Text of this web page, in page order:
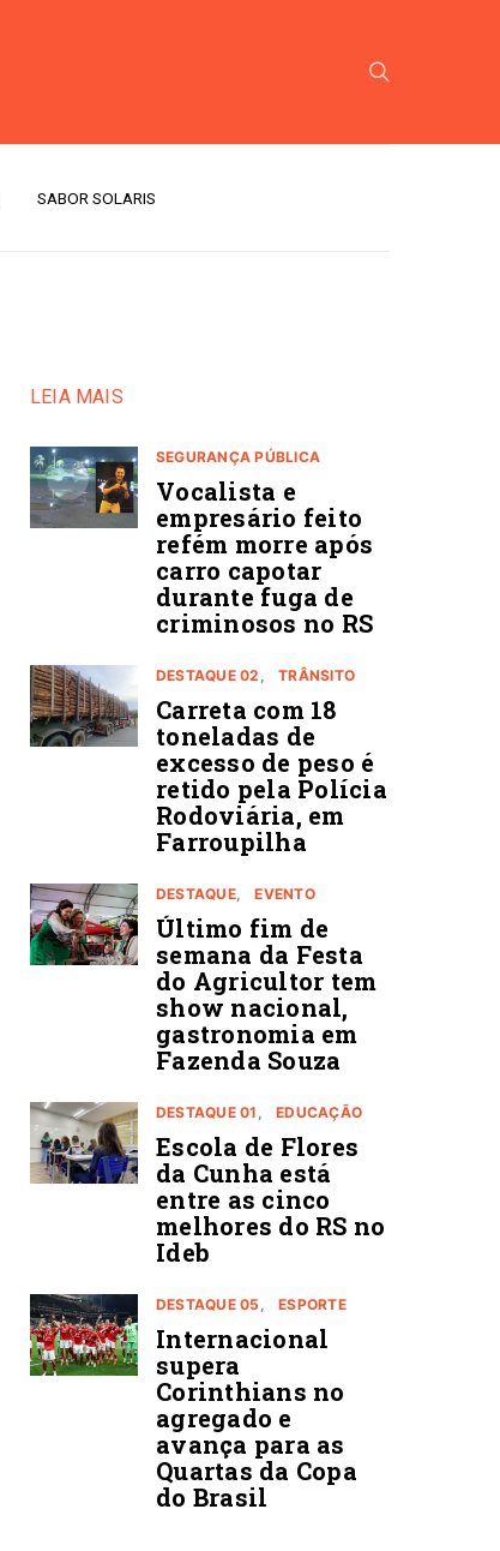
SABOR SOLARIS
LEIA MAIS
SEGURANÇA PÚBLICA
Vocalista e
empresário feito
refém morre após
carro capotar
durante fuga de
criminosos no RS
DESTAQUE 02 TRÂNSITO
Carreta com 18
toneladas de
excesso de peso é
retido pela Polícia
Rodoviária, em
Farroupilha
DESTAQUE EVENTO
Último fim de
semana da Festa
do Agricultor tem
show nacional,
gastronomia em
Fazenda Souza
DESTAQUE 01 EDUCAÇÃO
Escola de Flores
da Cunha está
entre as cinco
melhores do RS no
Ideb
DESTAQUE 05 ESPORTE
Internacional
supera
Corinthians no
agregado e
avança para as
Quartas da Copa
do Brasil